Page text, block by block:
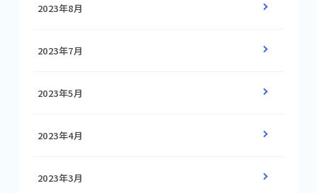
2023年8月
2023年7月
2023年5月
2023年4月
2023年3月